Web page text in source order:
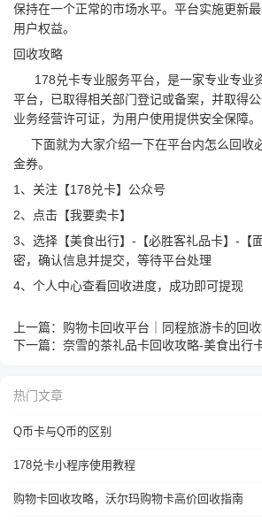
保持在一个正常的市场水平。平台实施更新
用户权益。
回收攻略
178兑卡专业服务平台，是一家专业专业
平台，已取得相关部门登记或备案，并取得
业务经营许可证，为用户使用提供安全保障。
下面就为大家介绍一下在平台内怎么回收
金券。
1、关注【178兑卡】公众号
2、点击【我要卖卡】
3、选择【美食出行】-【必胜客礼品卡】-【
密，确认信息并提交，等待平台处理
4、个人中心查看回收进度，成功即可提现
上一篇： 购物卡回收平台｜同程旅游卡的回
下一篇： 奈雪的茶礼品卡回收攻略-美食出行
热门文章
Q币卡与Q币的区别
178兑卡小程序使用教程
购物卡回收攻略，沃尔玛购物卡高价回收指南